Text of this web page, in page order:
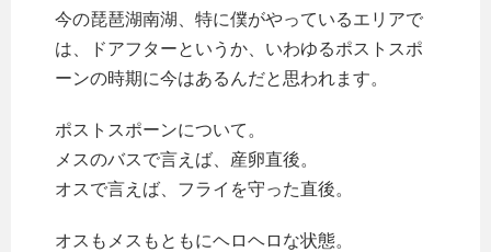
今の琵琶湖南湖、特に僕がやっているエリアで
は、ドアフターというか、いわゆるポストスポ
ーンの時期に今はあるんだと思われます。
ポストスポーンについて。
メスのバスで言えば、産卵直後。
オスで言えば、フライを守った直後。
オスもメスもともにヘロヘロな状態。